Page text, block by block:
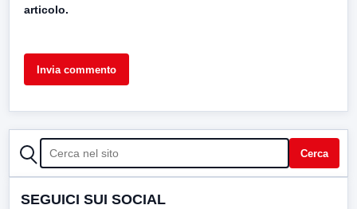
articolo.
CERCA Cerca
SEGUICI SUI SOCIAL